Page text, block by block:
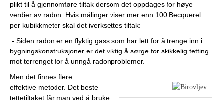
plikt til å gjennomføre tiltak dersom det oppdages for høye
verdier av radon. Hvis målinger viser mer enn 100 Becquerel
per kubikkmeter skal det iverksettes tiltak:
- Siden radon er en flyktig gass som har lett for å trenge inn i
bygningskonstruksjoner er det viktig å sørge for skikkelig tetting
mot terrenget for å unngå radonproblemer.
Men det finnes flere
effektive metoder. Det beste
tettetiltaket får man ved å bruke